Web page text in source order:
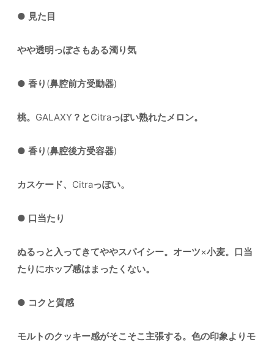
● 見た目
やや透明っぽさもある濁り気
● 香り (鼻腔前方受動器)
桃。 GALAXY ？とCitraっぽい熟れたメロン。
● 香り (鼻腔後方受容器)
カスケード、 Citraっぽい。
● 口当たり
ぬるっと入ってきてややスパイシー。オーツ×小麦。口当
たりにホップ感はまったくない。
● コクと質感
モルトのクッキー感がそこそこ主張する。色の印象よりモ